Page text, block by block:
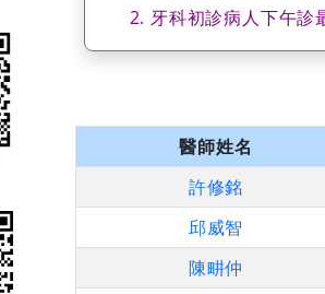
牙科初診病人下午診
醫師姓名
許修銘
邱威智
陳畊仲